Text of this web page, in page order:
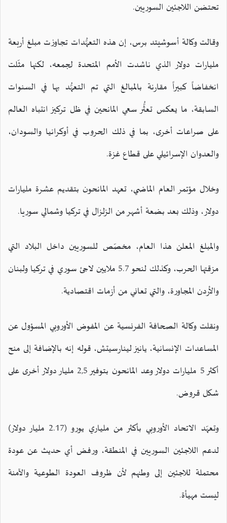
تحتضن اللاجئين السوريين.
وقالت وكالة أسوشيتد برس، إن هذه التعهُّدات تجاوزت مبلغ أربعة
مليارات دولار الذي ناشدت الأمم المتحدة لجمعه، لكنها مثّلت
انخفاضاً كبيراً مقارنة بالمبالغ التي تم التعهُّد بها في السنوات
السابقة، ما يعكس تعثُّر سعي المانحين في ظل تركيز انتباه العالم
على صراعات أخرى، بما في ذلك الحروب في أوكرانيا والسودان،
والعدوان الإسرائيلي على قطاع غزة.
وخلال مؤتمر العام الماضي، تعهد المانحون بتقديم عشرة مليارات
دولار، وذلك بعد بضعة أشهر من الزلزال في تركيا وشمالي سوريا.
والمبلغ المعلن هذا العام، مخصّص للسوريين داخل البلاد التي
مزقتها الحرب، وكذلك لنحو 5.7 ملايين لاجئ سوري في تركيا ولبنان
والأردن المجاورة، والتي تعاني من أزمات اقتصادية.
ونقلت وكالة الصحافة الفرنسية عن المفوض الأوروبي المسؤول عن
المساعدات الإنسانية، يانيز لينارسيتش، قوله إنه بالإضافة إلى منح
أكثر 5 مليارات دولار وعد المانحون بتوفير 2,5 مليار دولار أخرى على
شكل قروض.
وتعهّد الاتحاد الأوروبي بأكثر من ملياري يورو (2.17 مليار دولار)
لدعم اللاجئين السوريين في المنطقة، ورفض أي حديث عن عودة
محتملة للاجئين إلى وطنهم لأن ظروف العودة الطوعية والآمنة
ليست مهيأة.